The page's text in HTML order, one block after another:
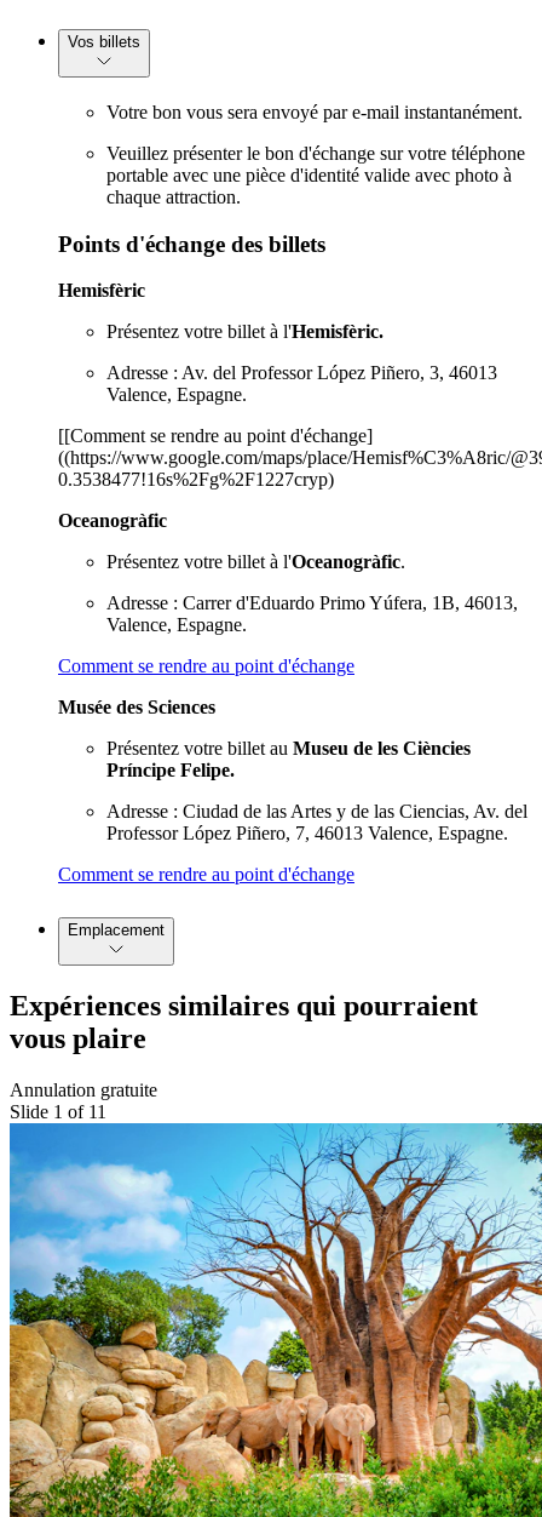
Vos billets
Votre bon vous sera envoyé par e-mail instantanément.
Veuillez présenter le bon d'échange sur votre téléphone
portable avec une pièce d'identité valide avec photo à
chaque attraction.
Points d'échange des billets
Hemisfèric
Présentez votre billet à l'Hemisfèric.
Adresse : Av. del Professor López Piñero, 3, 46013
Valence, Espagne.
[[Comment se rendre au point d'échange]
((https://www.google.com/maps/place/Hemisf%C3%A8ric/
0.3538477!16s%2Fg%2F1227cryp)
Oceanogràfic
Présentez votre billet à l'Oceanogràfic.
Adresse : Carrer d'Eduardo Primo Yúfera, 1B, 46013,
Valence, Espagne.
Comment se rendre au point d'échange
Musée des Sciences
Présentez votre billet au Museu de les Ciències
Príncipe Felipe.
Adresse : Ciudad de las Artes y de las Ciencias, Av. del
Professor López Piñero, 7, 46013 Valence, Espagne.
Comment se rendre au point d'échange
Emplacement
Expériences similaires qui pourraient
vous plaire
Annulation gratuite
Slide 1 of 11